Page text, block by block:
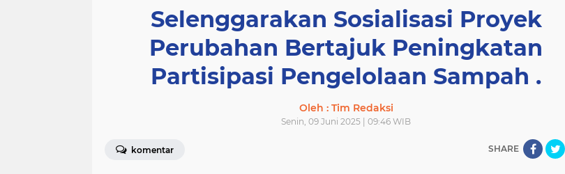
Selenggarakan Sosialisasi Proyek
Perubahan Bertajuk Peningkatan
Partisipasi Pengelolaan Sampah .
Oleh : Tim Redaksi
Senin, 09 Juni 2025 | 09:46 WIB
komentar SHARE